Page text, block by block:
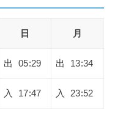
日 月
出 05:29 出 13:34
入 17:47 入 23:52